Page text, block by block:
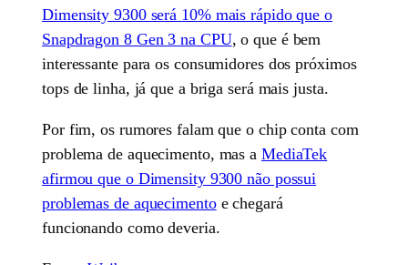
Dimensity 9300 será 10% mais rápido que o
Snapdragon 8 Gen 3 na CPU, o que é bem
interessante para os consumidores dos próximos
tops de linha, já que a briga será mais justa.
Por fim, os rumores falam que o chip conta com
problema de aquecimento, mas a MediaTek
afirmou que o Dimensity 9300 não possui
problemas de aquecimentoe chegará
funcionando como deveria.